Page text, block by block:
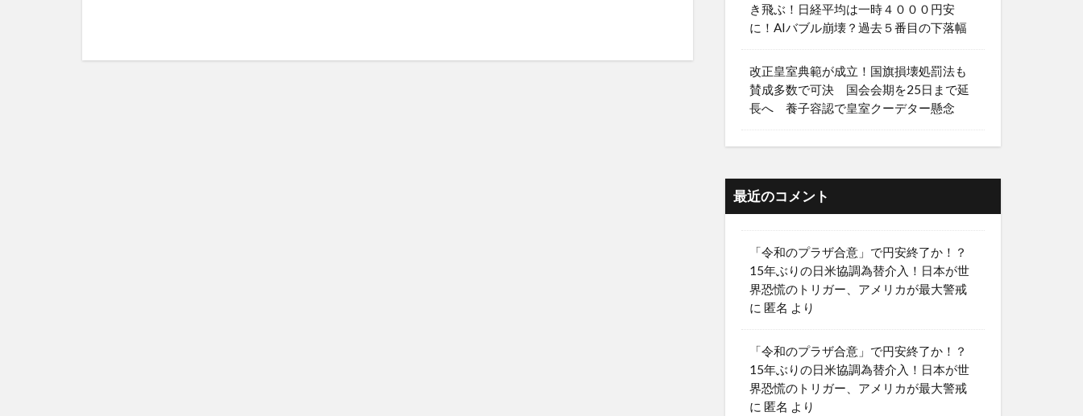
き飛ぶ！日経平均は一時４０００円安
に！AIバブル崩壊？過去５番目の下落幅
改正皇室典範が成立！国旗損壊処罰法も
賛成多数で可決 国会会期を25日まで延
長へ 養子容認で皇室クーデター懸念
最近のコメント
「令和のプラザ合意」で円安終了か！？
15年ぶりの日米協調為替介入！日本が世
界恐慌のトリガー、アメリカが最大警戒
に 匿名 より
「令和のプラザ合意」で円安終了か！？
15年ぶりの日米協調為替介入！日本が世
界恐慌のトリガー、アメリカが最大警戒
に 匿名 より